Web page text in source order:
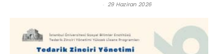
- 29 Haziran 2026